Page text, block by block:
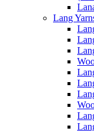
Lang